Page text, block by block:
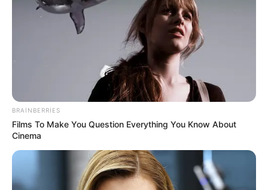
Elman Abdullayev geri çağırıldı -
SƏRƏNCAM
BRAINBERRIES
Films To Make You Question Everything You Know About
Cinema